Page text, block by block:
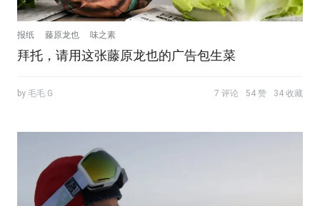
报纸 藤原龙也 味之素
拜托，请用这张藤原龙也的广告包生菜
by 毛毛.G 7 评论 54 赞 34 收藏